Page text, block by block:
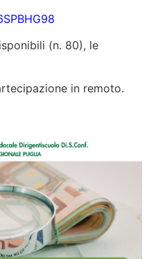
(n. 80), le
in remoto.